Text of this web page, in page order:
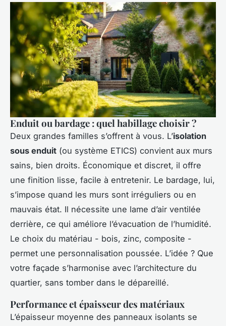
Enduit ou bardage : quel habillage choisir ?
Deux grandes familles s’offrent à vous. L’isolation
sous enduit (ou système ETICS) convient aux murs
sains, bien droits. Économique et discret, il offre
une finition lisse, facile à entretenir. Le bardage, lui,
s’impose quand les murs sont irréguliers ou en
mauvais état. Il nécessite une lame d’air ventilée
derrière, ce qui améliore l’évacuation de l’humidité.
Le choix du matériau - bois, zinc, composite -
permet une personnalisation poussée. L’idée ? Que
votre façade s’harmonise avec l’architecture du
quartier, sans tomber dans le dépareillé.
Performance et épaisseur des matériaux
L’épaisseur moyenne des panneaux isolants se